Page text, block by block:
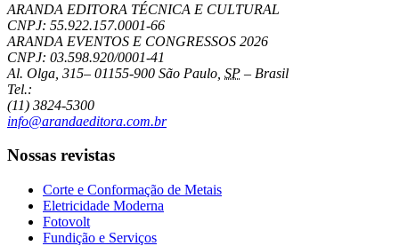
ARANDA EDITORA TÉCNICA E CULTURAL
CNPJ: 55.922.157.0001-66
ARANDA EVENTOS E CONGRESSOS 2026
CNPJ: 03.598.920/0001-41
Al. Olga, 315– 01155-900 São Paulo SP – Brasil
Tel.:
(11) 3824-5300
info@arandaeditora.com.br
Nossas revistas
Corte e Conformação de Metais
Eletricidade Moderna
Fotovolt
Fundição e Serviços